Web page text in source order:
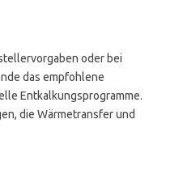
oder bei
das empfohlene
Entkalkungsprogramme.
die Wärmetransfer und